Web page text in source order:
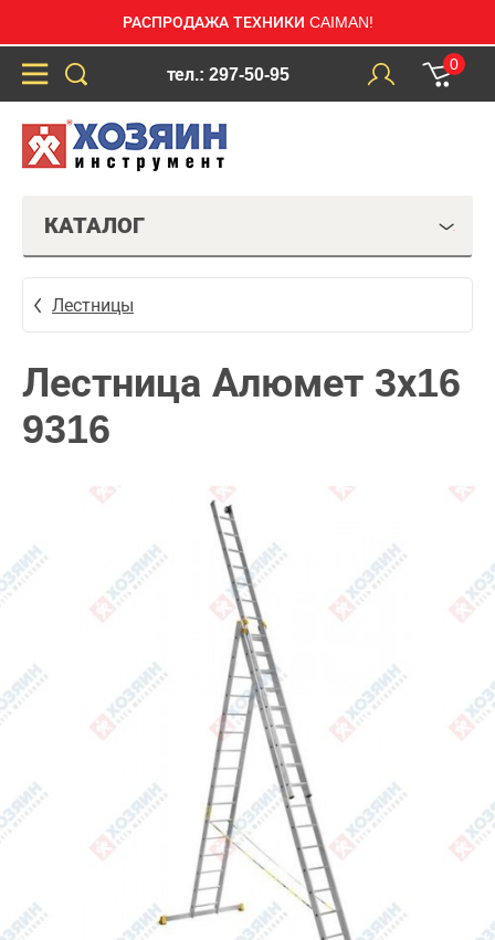
РАСПРОДАЖА ТЕХНИКИ CAIMAN!
тел.: 297-50-95
0
КАТАЛОГ
Лестницы
Лестница Алюмет 3х16
9316